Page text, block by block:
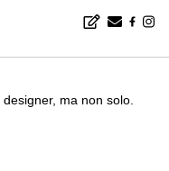
Art Gallery
Mostra Mercato
la sua 31esima